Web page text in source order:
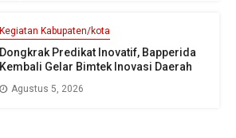
Kegiatan Kabupaten/kota
Dongkrak Predikat Inovatif, Bapperida
Kembali Gelar Bimtek Inovasi Daerah
Agustus 5, 2026